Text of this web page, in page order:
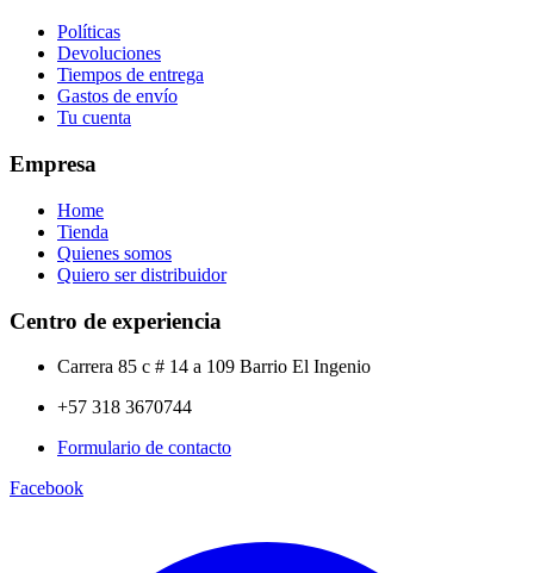
Políticas
Devoluciones
Tiempos de entrega
Gastos de envío
Tu cuenta
Empresa
Home
Tienda
Quienes somos
Quiero ser distribuidor
Centro de experiencia
Carrera 85 c # 14 a 109 Barrio El Ingenio
+57 318 3670744
Formulario de contacto
Facebook